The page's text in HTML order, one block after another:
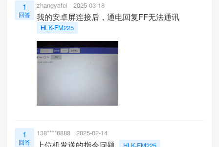
1
回答
zhangyafei 2025-03-18
我的安卓屏连接后，通电回复FF无法通讯
HLK-FM225
1
回答
138****6888 2025-02-14
上位机发送的指令问题